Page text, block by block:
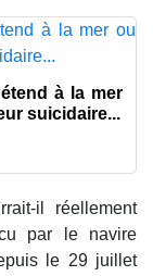
à la mer
suicidaire...
il réellement
par le navire
le 29 juillet